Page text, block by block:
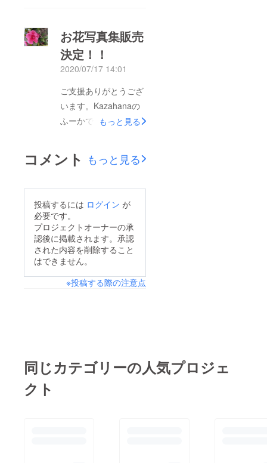
きました！簡単なパン
フレットのような出来
になったのでもう少し
紙の厚さなどを調整し
て本発注をかけたいと
思います。写真集には
お花の生写真も付けて
思っております。今回
し何かをセットにして
お送りできたらと考え
ておりますのでお楽し
みに！今後ともよろし
くお願いします。
お花写真集販売
決定！！
2020/07/17 14:01
ご支援ありがとうござ
います。Kazahanaの
ふーかです。リターン
援をいただきましたの
でお花写真集の作成と
トのリターン品とし
て、また今後のイベン
トやネットショップで
の販売も予定しており
トショップでの販売時
方はぜひリターン品の
中からお選びいただけ
もっと見る
コメント もっと見る
投稿するには ログイン が
必要です。
プロジェクトオーナーの承
認後に掲載されます。承認
された内容を削除すること
はできません。
※投稿する際の注意点
同じカテゴリーの人気プロジェ
クト